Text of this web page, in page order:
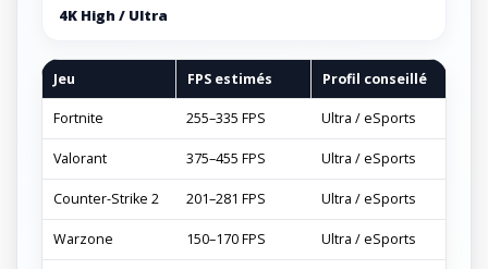
4K High / Ultra
Jeu FPS estimés Profil conseillé
Fortnite 255–335 FPS Ultra / eSports
Valorant 375–455 FPS Ultra / eSports
Counter-Strike 2 201–281 FPS Ultra / eSports
Warzone 150–170 FPS Ultra / eSports